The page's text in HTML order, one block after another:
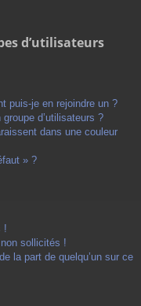
d’utilisateurs
puis-je en rejoindre un ?
d’utilisateurs ?
dans une couleur
» ?
!
sollicités !
la part de quelqu’un sur ce